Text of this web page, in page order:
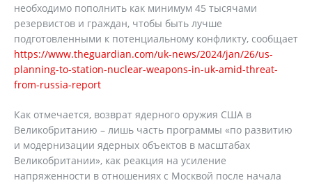
необходимо пополнить как минимум 45 тысячами
резервистов и граждан, чтобы быть лучше
подготовленными к потенциальному конфликту, сообщает
https://www.theguardian.com/uk-news/2024/jan/26/us-
planning-to-station-nuclear-weapons-in-uk-amid-threat-
from-russia-report
Как отмечается, возврат ядерного оружия США в
Великобританию – лишь часть программы «по развитию
и модернизации ядерных объектов в масштабах
Великобритании», как реакция на усиление
напряженности в отношениях с Москвой после начала